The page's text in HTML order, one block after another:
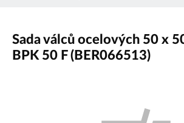
Sada válců ocelových 50 x
BPK 50 F (BER066513)